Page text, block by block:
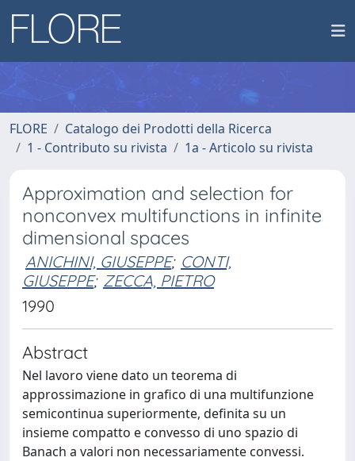
FLORE
Catalogo dei Prodotti della Ricerca
1 - Contributo su rivista
1a - Articolo su rivista
Approximation and selection for
nonconvex multifunctions in infinite
dimensional spaces
ANICHINI, GIUSEPPE; CONTI,
GIUSEPPE; ZECCA, PIETRO
1990
Abstract
Nel lavoro viene dato un teorema di
approssimazione in grafico di una multifunzione
semicontinua superiormente, definita su un
insieme compatto e convesso di uno spazio di
Banach a valori non necessariamente convessi.